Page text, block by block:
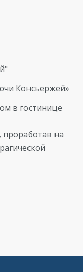
Консьержей»
в гостинице
на